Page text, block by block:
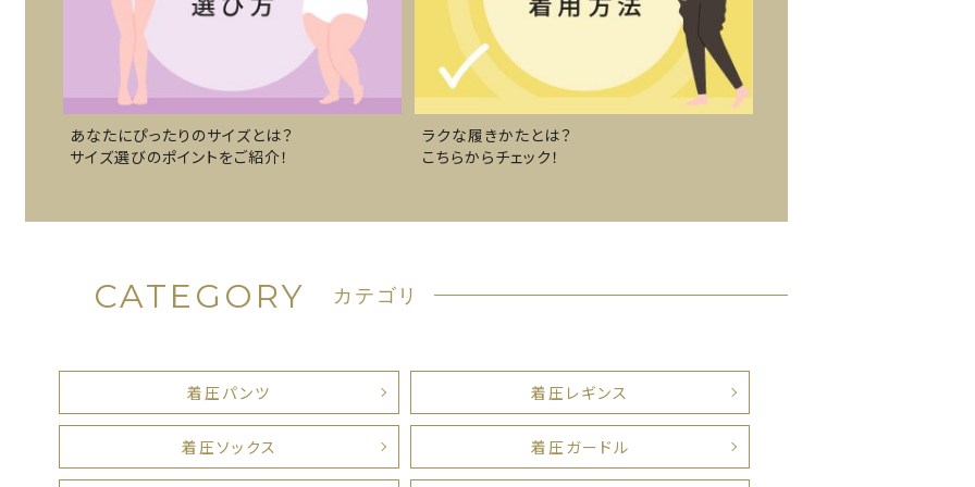
あなたにぴったりのサイズとは？
サイズ選びのポイントをご紹介！
ラクな履きかたとは？
こちらからチェック！
CATEGORY カテゴリ
着圧パンツ 着圧レギンス
着圧ソックス 着圧ガードル